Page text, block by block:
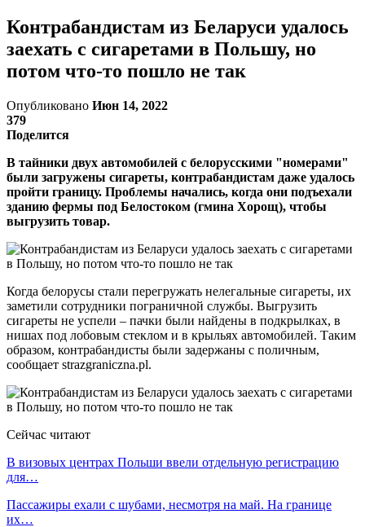
Контрабандистам из Беларуси удалось
заехать с сигаретами в Польшу, но
потом что-то пошло не так
Опубликовано Июн 14, 2022
379
Поделится
В тайники двух автомобилей с белорусскими "номерами"
были загружены сигареты, контрабандистам даже удалось
пройти границу. Проблемы начались, когда они подъехали
зданию фермы под Белостоком (гмина Хорощ), чтобы
выгрузить товар.
Когда белорусы стали перегружать нелегальные сигареты, их
заметили сотрудники пограничной службы. Выгрузить
сигареты не успели – пачки были найдены в подкрылках, в
нишах под лобовым стеклом и в крыльях автомобилей. Таким
образом, контрабандисты были задержаны с поличным,
сообщает strazgraniczna.pl.
Сейчас читают
В визовых центрах Польши ввели отдельную регистрацию
для…
Пассажиры ехали с шубами, несмотря на май. На границе
их…